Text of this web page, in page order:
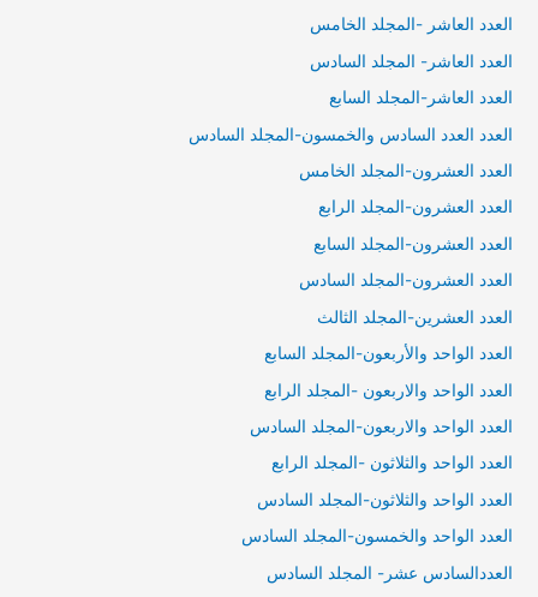
العدد العاشر -المجلد الخامس
العدد العاشر- المجلد السادس
العدد العاشر-المجلد السابع
العدد العدد السادس والخمسون-المجلد السادس
العدد العشرون-المجلد الخامس
العدد العشرون-المجلد الرابع
العدد العشرون-المجلد السابع
العدد العشرون-المجلد السادس
العدد العشرين-المجلد الثالث
العدد الواحد والأربعون-المجلد السابع
العدد الواحد والاربعون -المجلد الرابع
العدد الواحد والاربعون-المجلد السادس
العدد الواحد والثلاثون -المجلد الرابع
العدد الواحد والثلاثون-المجلد السادس
العدد الواحد والخمسون-المجلد السادس
العددالسادس عشر- المجلد السادس